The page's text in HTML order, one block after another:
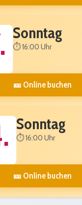
Sonntag
⏱️ 16:00 Uhr
🎫 Online buchen
Sonntag
⏱️ 16:00 Uhr
🎫 Online buchen